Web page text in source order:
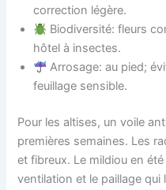
correction légère.
Biodiversité: fleurs
hôtel à insectes.
Arrosage: au pied;
feuillage sensible.
Pour les altises, un voile
premières semaines. Les
et fibreux. Le mildiou en
ventilation et le paillage qui